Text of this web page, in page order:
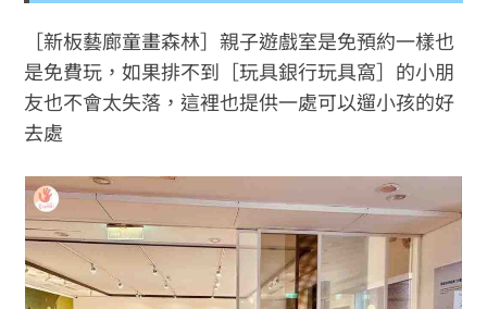
［新板藝廊童畫森林］親子遊戲室是免預約一樣也
是免費玩，如果排不到［玩具銀行玩具窩］的小朋
友也不會太失落，這裡也提供一處可以遛小孩的好
去處